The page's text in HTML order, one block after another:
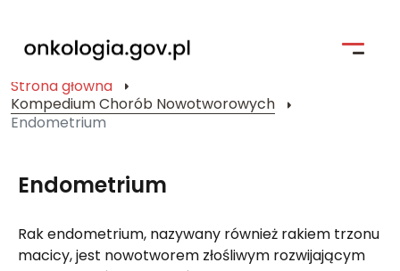
Strona główna
Pacjent i jego bliscy
Kompendium Chorób Nowotworowych
Strona główna
Kompedium Chorób Nowotworowych
Endometrium
Endometrium
Rak endometrium, nazywany również rakiem trzonu
macicy, jest nowotworem złośliwym rozwijającym